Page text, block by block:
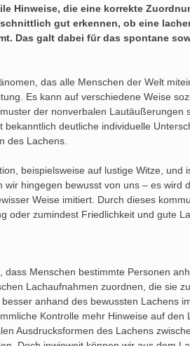
Hinweise, die eine korrekte
gut erkennen, ob eine
Das galt dabei für das spontane
das alle Menschen der Welt
Es kann auf verschiedene Weise
der nonverbalen Lautäußerungen
deutliche individuelle
des Lachens.
beispielsweise auf lustige Witze, und
hingegen bewusst von uns – es wird
Weise imitiert. Durch dieses
oder zumindest Friedlichkeit und gute
Menschen bestimmte Personen
Lachaufnahmen zuordnen, die sie
anhand des bewussten Lachens
Kontrolle mehr Hinweise auf den
Ausdrucksformen des Lachens